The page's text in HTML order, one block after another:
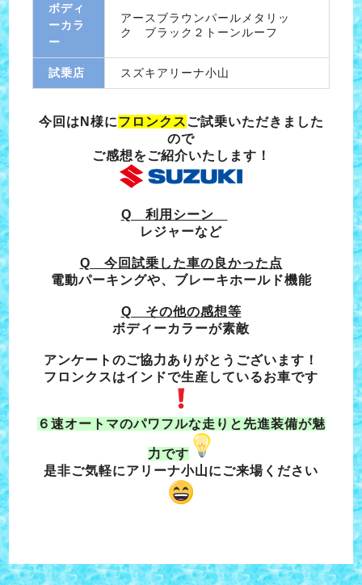
ボディ
ーカラ
ー
アースブラウンパールメタリッ
ク ブラック２トーンルーフ
試乗店 スズキアリーナ小山
今回はN様にフロンクス ご試乗いただきました
ので
ご感想をご紹介いたします！
Q 利用シーン
レジャーなど
Q 今回試乗した車の良かった点
電動パーキングや、ブレーキホールド機能
Q その他の感想等
ボディーカラーが素敵
アンケートのご協力ありがとうございます！
フロンクスはインドで生産しているお車です
６速オートマのパワフルな走りと先進装備が魅
力です
是非ご気軽にアリーナ小山にご来場ください